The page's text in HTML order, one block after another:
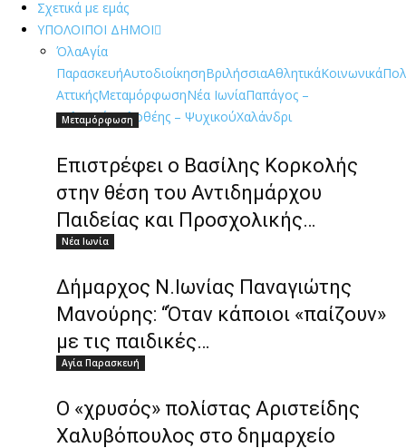
Σχετικά με εμάς
ΥΠΟΛΟΙΠΟΙ ΔΗΜΟΙ
ΌλαΑγία
ΠαρασκευήΑυτοδιοίκησηΒριλήσσιαΑθλητικάΚοινωνικά
ΑττικήςΜεταμόρφωσηΝέα ΙωνίαΠαπάγος –
ΧολαργόςΦιλοθέης – ΨυχικούΧαλάνδρι
Μεταμόρφωση
Επιστρέφει ο Βασίλης Κορκολής
στην θέση του Αντιδημάρχου
Παιδείας και Προσχολικής…
Νέα Ιωνία
Δήμαρχος Ν.Ιωνίας Παναγιώτης
Μανούρης: “Όταν κάποιοι «παίζουν»
με τις παιδικές…
Αγία Παρασκευή
Ο «χρυσός» πολίστας Αριστείδης
Χαλυβόπουλος στο δημαρχείο